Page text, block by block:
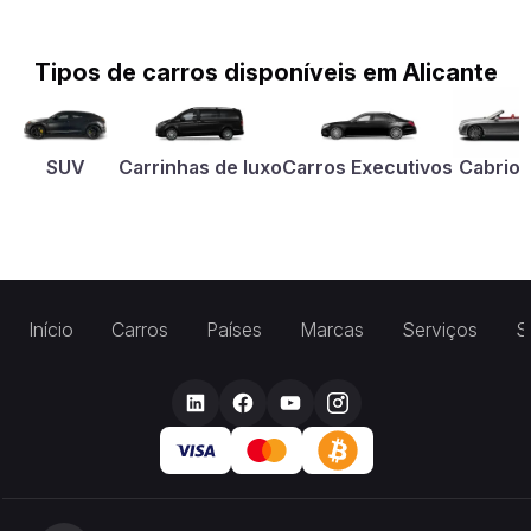
Tipos de carros disponíveis em Alicante
SUV Carrinhas de luxoCarros Executivos
Início Carros Países Marcas Serviços